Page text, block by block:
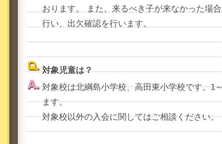
おります。 また、来るべき子が来なかった場
行い、出欠確認を行います。
対象児童は？
対象校は北綱島小学校、高田東小学校です。1
ます。
対象校以外の入会に関してはご相談ください。